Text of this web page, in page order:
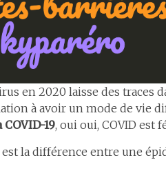
en 2020 laisse des traces
à avoir un mode de vie
COVID-19, oui oui, COVID est
la différence entre une